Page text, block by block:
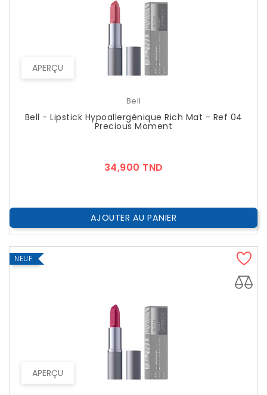
APERÇU
Bell
Bell - Lipstick Hypoallergénique Rich Mat - Ref 04
Precious Moment
34,900 TND
AJOUTER AU PANIER
APERÇU
NEUF